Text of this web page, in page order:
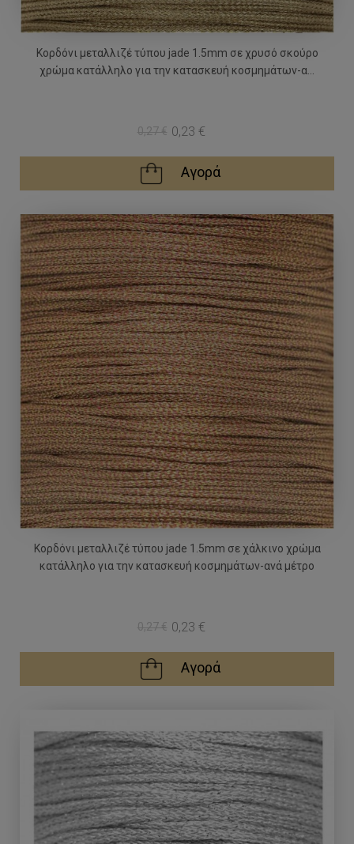
Κορδόνι μεταλλιζέ τύπου jade 1.5mm σε χρυσό σκούρο
χρώμα κατάλληλο για την κατασκευή κοσμημάτων-α...
0,27 € 0,23 €
Αγορά
Κορδόνι μεταλλιζέ τύπου jade 1.5mm σε χάλκινο χρώμα
κατάλληλο για την κατασκευή κοσμημάτων-ανά μέτρο
0,27 € 0,23 €
Αγορά